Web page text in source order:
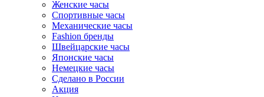
Женские часы
Спортивные часы
Механические часы
Fashion бренды
Швейцарские часы
Японские часы
Немецкие часы
Сделано в России
Акция